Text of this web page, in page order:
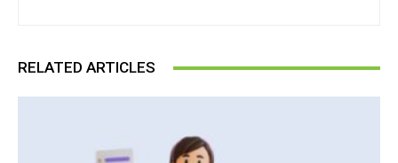
RELATED ARTICLES